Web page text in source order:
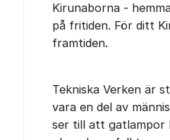
Kirunaborna -
på fritiden. För ditt
framtiden.
Tekniska Verken är
vara en del av
ser till att gatlampor